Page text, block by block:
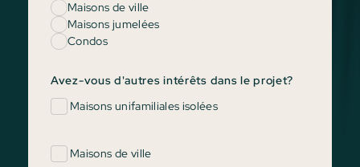
Maisons de ville
Maisons jumelées
Condos
Avez-vous d'autres intérêts dans le projet?
Maisons unifamiliales isolées
Maisons de ville